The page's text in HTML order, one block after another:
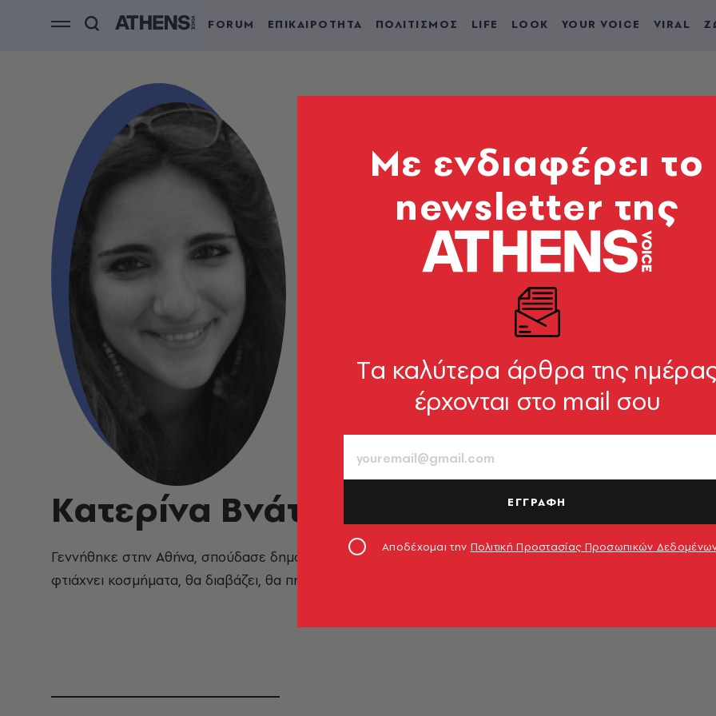
FORUM ΕΠΙΚΑΙΡΟΤΗΤΑ ΠΟΛΙΤΙΣΜΟΣ LIFE LOOK YOUR VOICE VIRAL
Κατερίνα Βνάτσιου
Γεννήθηκε στην Αθήνα, σπούδασε δημοσιογραφία στο Πάντειο. Αν κάποτε αποκτήσει ξανά ελεύθερο
φτιάχνει κοσμήματα, θα διαβάζει, θα πηγαίνει σινεμά και θα ποτίζει τα γεράνια στο μπαλκόνι.
Mε ενδιαφέρει το
newsletter της
Tα καλύτερα άρθρα της
έρχονται στο mail σου
ΕΓΓΡΑΦΗ
Αποδέχομαι την Πολιτική Προστασίας Προσωπικών